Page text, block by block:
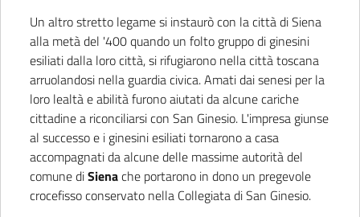
Un altro stretto legame si instaurò con la città di Siena
alla metà del '400 quando un folto gruppo di ginesini
esiliati dalla loro città, si rifugiarono nella città toscana
arruolandosi nella guardia civica. Amati dai senesi per la
loro lealtà e abilità furono aiutati da alcune cariche
cittadine a riconciliarsi con San Ginesio. L'impresa giunse
al successo e i ginesini esiliati tornarono a casa
accompagnati da alcune delle massime autorità del
comune diSienache portarono in dono un pregevole
crocefisso conservato nella Collegiata di San Ginesio.